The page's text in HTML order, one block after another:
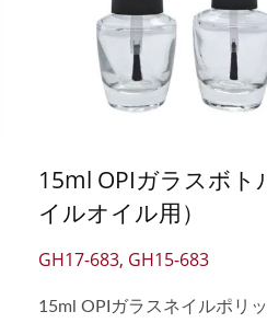
15ml OPIガラスボト
イルオイル用）
GH17-683, GH15-683
15ml OPIガラスネイルポリ
5ml丸型ガラスボト